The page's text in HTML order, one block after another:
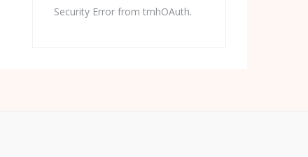
Security Error from tmhOAuth.